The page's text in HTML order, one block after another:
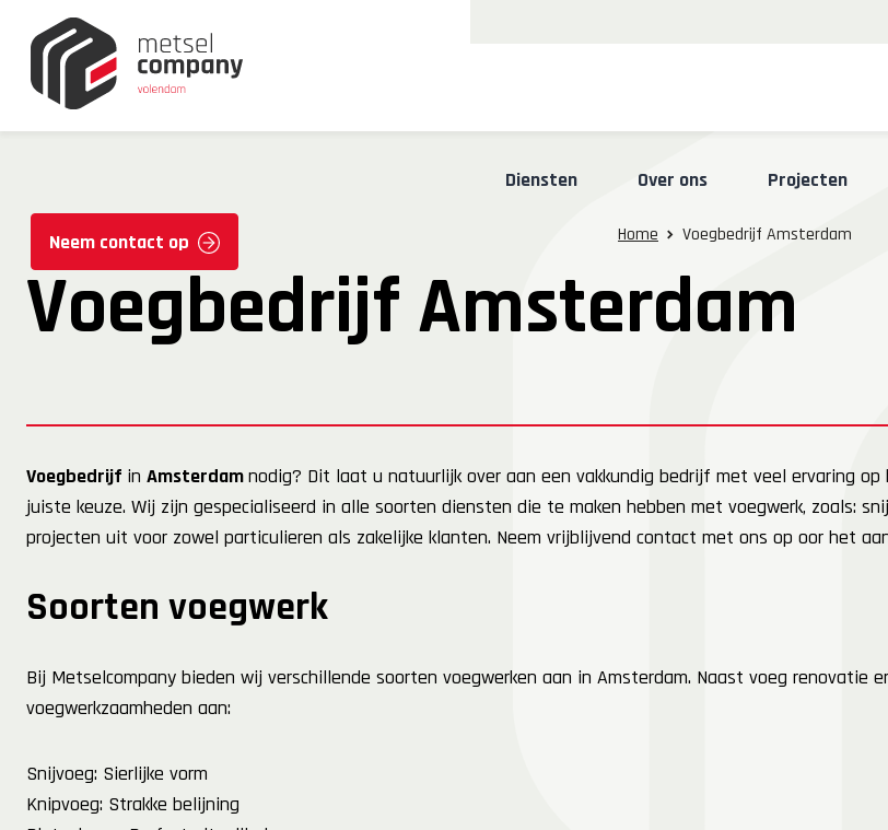
content
Diensten Over ons Projecten
Neem contact op Home Voegbedrijf Amsterdam
Voegbedrijf Amsterdam
Voegbedrijf in Amsterdamnodig? Dit laat u natuurlijk over aan een vakkundig bedrijf met veel ervaring
juiste keuze. Wij zijn gespecialiseerd in alle soorten diensten die te maken hebben met voegwerk, zoals:
projecten uit voor zowel particulieren als zakelijke klanten. Neem vrijblijvend contact met ons op oor het
Soorten voegwerk
Bij Metselcompany bieden wij verschillende soorten voegwerken aan in Amsterdam. Naast voeg renovatie
voegwerkzaamheden aan:
Snijvoeg: Sierlijke vorm
Knipvoeg: Strakke belijning